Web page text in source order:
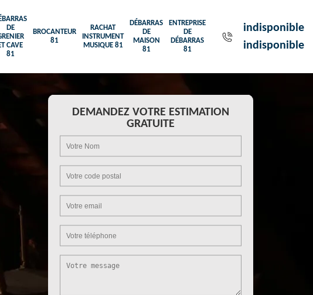
DE
CAVE
81
BROCANTEUR
81
RACHAT
INSTRUMENT
MUSIQUE 81
DÉBARRAS
DE
MAISON
81
ENTREPRISE
DE
DÉBARRAS
81
indisponible
indisponible
DEMANDEZ VOTRE ESTIMATION
GRATUITE